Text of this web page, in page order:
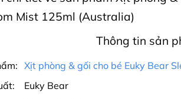
Mist 125ml (Australia)
Thông tin sản
Xịt phòng & gối cho bé Euky Bear
Euky Bear